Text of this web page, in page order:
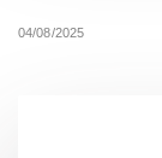
04/08/2025